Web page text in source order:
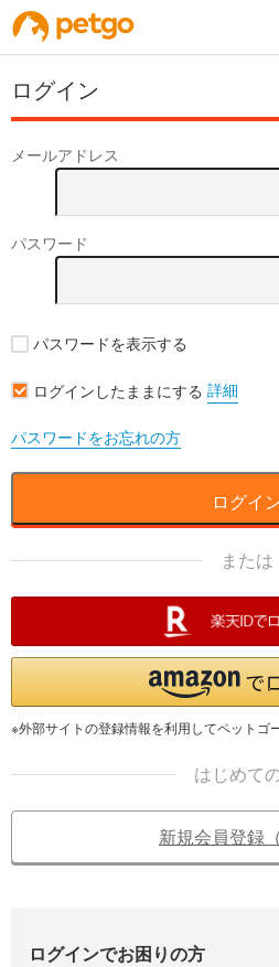
ログイン
メールアドレス
パスワード
パスワードを表示する
ログインしたままにする 詳細
パスワードをお忘れの方
ログイ
または
※外部サイトの登録情報を利用してペットゴ
はじめて
新規会員登録
ログインでお困りの方